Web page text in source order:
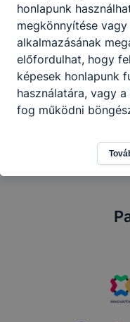
honlapunk
megkönnyítése
alkalmazásának
előfordulhat, hogy
képesek honlapunk
használatára, vagy
fog működni